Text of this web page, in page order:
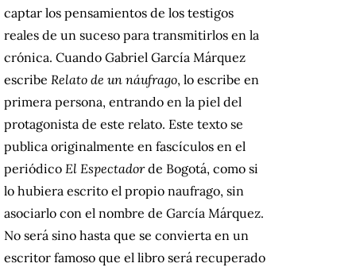
captar los pensamientos de los testigos
reales de un suceso para transmitirlos en la
crónica. Cuando Gabriel García Márquez
escribe Relato de un náufrago, lo escribe en
primera persona, entrando en la piel del
protagonista de este relato. Este texto se
publica originalmente en fascículos en el
periódico El Espectadorde Bogotá, como si
lo hubiera escrito el propio naufrago, sin
asociarlo con el nombre de García Márquez.
No será sino hasta que se convierta en un
escritor famoso que el libro será recuperado